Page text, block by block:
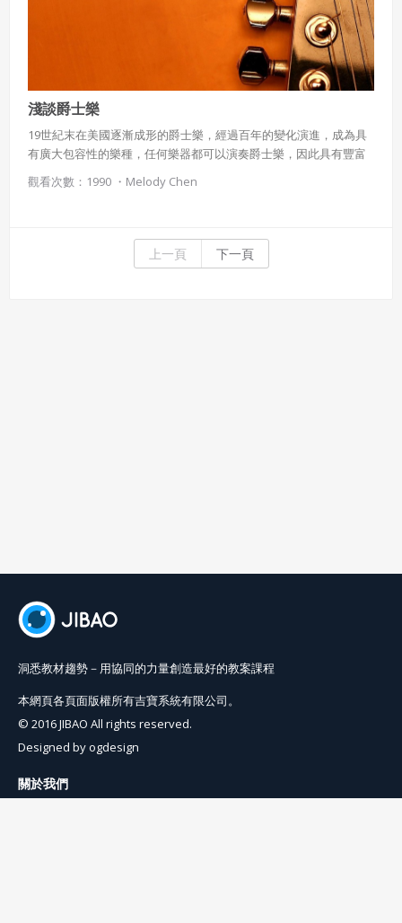
淺談爵士樂
19世紀末在美國逐漸成形的爵士樂，經過百年的變化演進，成為具
有廣大包容性的樂種，任何樂器都可以演奏爵士樂，因此具有豐富
多變的特質。本課程先介紹爵士樂的發展，再以幾組和爵士樂相關
的人物作為引導，最後介紹欣賞爵士樂的途徑。
觀看次數：1990 ・ Melody Chen
上一頁 下一頁
洞悉教材趨勢－用協同的力量創造最好的教案課程
本網頁各頁面版權所有吉寶系統有限公司。
© 2016 JIBAO All rights reserved.
Designed byogdesign
關於我們